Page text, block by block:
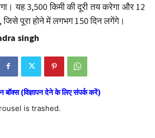
यह 3,500 किमी की दूरी तय करेगा और 12
जिसे पूरा होने में लगभग 150 दिन लगेंगे।
singh
बॉक्स (विज्ञापन देने के लिए संपर्क करें)
is trashed.